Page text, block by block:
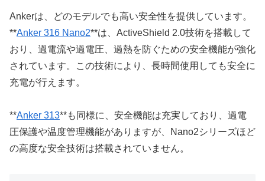
Ankerは、どのモデルでも高い安全性を提供しています。
**Anker 316 Nano2**は、ActiveShield 2.0技術を搭載して
おり、過電流や過電圧、過熱を防ぐための安全機能が強化
されています。この技術により、長時間使用しても安全に
充電が行えます。
**Anker 313**も同様に、安全機能は充実しており、過電
圧保護や温度管理機能がありますが、Nano2シリーズほど
の高度な安全技術は搭載されていません。